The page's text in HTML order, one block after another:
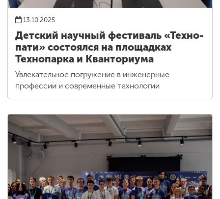
13.10.2025
Детский научный фестиваль «Техно-
пати» состоялся на площадках
Технопарка и Кванториума
Увлекательное погружение в инженерные
профессии и современные технологии